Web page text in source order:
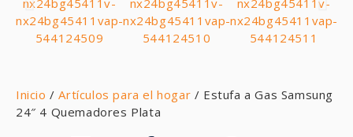
Inicio /Artículos para el hogar / Estufa a Gas Samsung
24″ 4 Quemadores Plata